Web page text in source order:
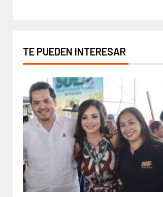
TE PUEDEN INTERESAR